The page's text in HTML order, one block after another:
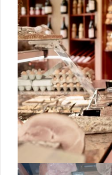
15 Cantal
26 Drôme
38 Isère
42 Loire
43 Haute-Loire
63 Puy-de-Dôme
69 Rhône
73 Savoie
74 Haute-Savoie
Bourgogne-Franche-Comté